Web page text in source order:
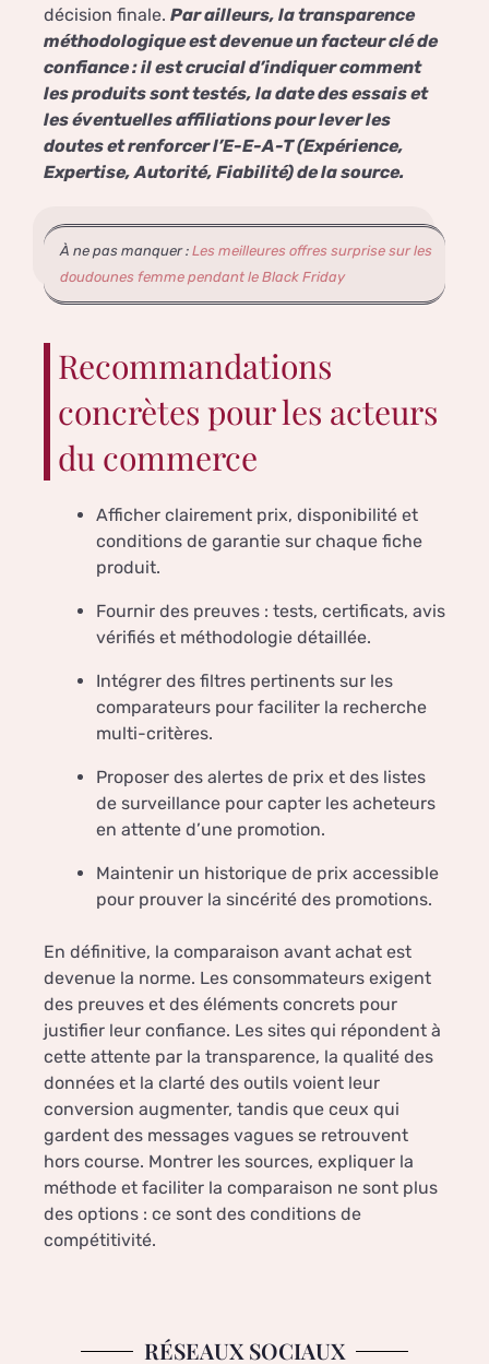
décision finale. Par ailleurs, la transparence
méthodologique est devenue un facteur clé de
confiance : il est crucial d’indiquer comment
les produits sont testés, la date des essais et
les éventuelles affiliations pour lever les
doutes et renforcer l’E-E-A-T (Expérience,
Expertise, Autorité, Fiabilité) de la source.
À ne pas manquer : Les meilleures offres surprise sur les
doudounes femme pendant le Black Friday
Recommandations
concrètes pour les acteurs
du commerce
Afficher clairement prix, disponibilité et
conditions de garantie sur chaque fiche
produit.
Fournir des preuves : tests, certificats, avis
vérifiés et méthodologie détaillée.
Intégrer des filtres pertinents sur les
comparateurs pour faciliter la recherche
multi-critères.
Proposer des alertes de prix et des listes
de surveillance pour capter les acheteurs
en attente d’une promotion.
Maintenir un historique de prix accessible
pour prouver la sincérité des promotions.
En définitive, la comparaison avant achat est
devenue la norme. Les consommateurs exigent
des preuves et des éléments concrets pour
justifier leur confiance. Les sites qui répondent à
cette attente par la transparence, la qualité des
données et la clarté des outils voient leur
conversion augmenter, tandis que ceux qui
gardent des messages vagues se retrouvent
hors course. Montrer les sources, expliquer la
méthode et faciliter la comparaison ne sont plus
des options : ce sont des conditions de
compétitivité.
RÉSEAUX SOCIAUX